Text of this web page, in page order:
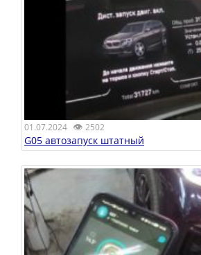
01.07.2024 👁 2502
G05 автозапуск штатный